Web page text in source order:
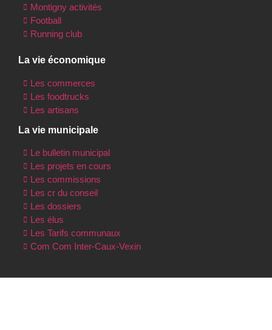
Montigny activités
Football
Running club
La vie économique
Les commerces
Les foodtrucks
Les artisans
La vie municipale
Le bulletin municipal
Les projets en cours
Les commissions
Les cr du conseil
Les dossiers
Les élus
Les Tarifs communaux
Com Com Inter-Caux-Vexin